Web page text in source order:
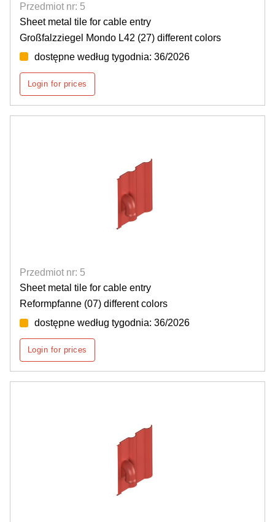
Przedmiot nr: 5
Sheet metal tile for cable entry
Großfalzziegel Mondo L42 (27) different colors
dostępne według tygodnia: 36/2026
Login for prices
Przedmiot nr: 5
Sheet metal tile for cable entry
Reformpfanne (07) different colors
dostępne według tygodnia: 36/2026
Login for prices